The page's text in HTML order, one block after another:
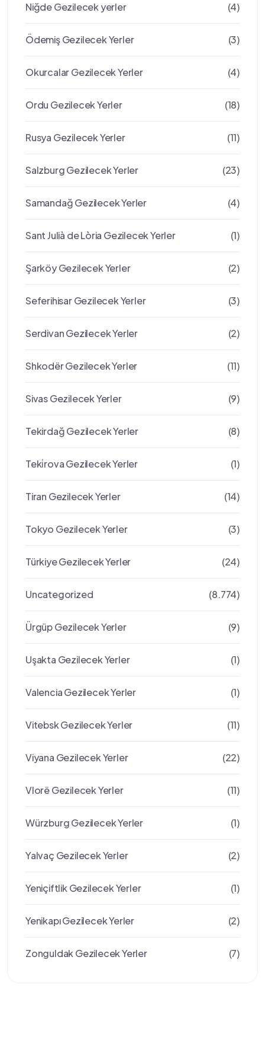
Niğde Gezilecek yerler (4)
Ödemiş Gezilecek Yerler (3)
Okurcalar Gezilecek Yerler (4)
Ordu Gezilecek Yerler (18)
Rusya Gezilecek Yerler (11)
Salzburg Gezilecek Yerler (23)
Samandağ Gezilecek Yerler (4)
Sant Julià de Lòria Gezilecek Yerler (1)
Şarköy Gezilecek Yerler (2)
Seferihisar Gezilecek Yerler (3)
Serdivan Gezilecek Yerler (2)
Shkodër Gezilecek Yerler (11)
Sivas Gezilecek Yerler (9)
Tekirdağ Gezilecek Yerler (8)
Teki̇rova Gezilecek Yerler (1)
Tiran Gezilecek Yerler (14)
Tokyo Gezilecek Yerler (3)
Türkiye Gezilecek Yerler (24)
Uncategorized (8.774)
Ürgüp Gezilecek Yerler (9)
Uşakta Gezilecek Yerler (1)
Valencia Gezilecek Yerler (1)
Vitebsk Gezilecek Yerler (11)
Viyana Gezilecek Yerler (22)
Vlorë Gezilecek Yerler (11)
Würzburg Gezilecek Yerler (1)
Yalvaç Gezilecek Yerler (2)
Yeniçiftlik Gezilecek Yerler (1)
Yenikapı Gezilecek Yerler (2)
Zonguldak Gezilecek Yerler (7)